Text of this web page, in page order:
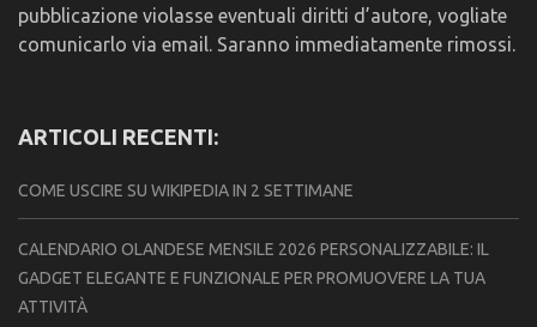
pubblicazione violasse eventuali diritti d’autore, vogliate
comunicarlo via email. Saranno immediatamente rimossi.
ARTICOLI RECENTI:
COME USCIRE SU WIKIPEDIA IN 2 SETTIMANE
CALENDARIO OLANDESE MENSILE 2026 PERSONALIZZABILE: IL
GADGET ELEGANTE E FUNZIONALE PER PROMUOVERE LA TUA
ATTIVITÀ